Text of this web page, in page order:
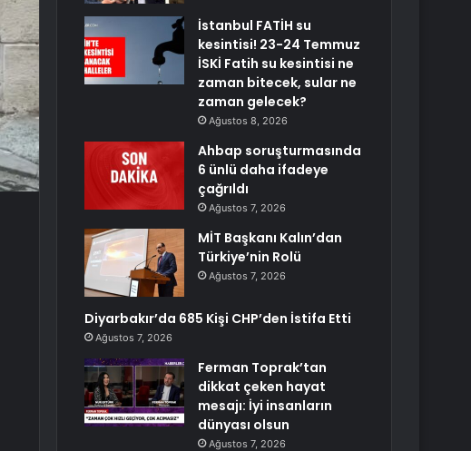
İstanbul FATİH su
kesintisi! 23-24 Temmuz
İSKİ Fatih su kesintisi ne
zaman bitecek, sular ne
zaman gelecek?
Ağustos 8, 2026
Ahbap soruşturmasında
6 ünlü daha ifadeye
çağrıldı
Ağustos 7, 2026
MİT Başkanı Kalın’dan
Türkiye’nin Rolü
Ağustos 7, 2026
Diyarbakır’da 685 Kişi CHP’den İstifa Etti
Ağustos 7, 2026
Ferman Toprak’tan
dikkat çeken hayat
mesajı: İyi insanların
dünyası olsun
Ağustos 7, 2026